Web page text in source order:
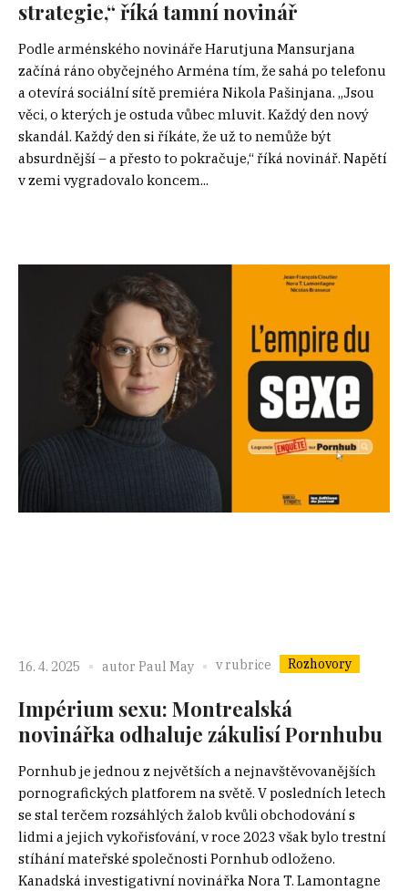
strategie,“ říká tamní novinář
Podle arménského novináře Harutjuna Mansurjana
začíná ráno obyčejného Arména tím, že sahá po telefonu
a otevírá sociální sítě premiéra Nikola Pašinjana. „Jsou
věci, o kterých je ostuda vůbec mluvit. Každý den nový
skandál. Každý den si říkáte, že už to nemůže být
absurdnější – a přesto to pokračuje,“ říká novinář. Napětí
v zemi vygradovalo koncem...
16. 4. 2025 autor Paul May v rubrice Rozhovory
Impérium sexu: Montrealská
novinářka odhaluje zákulisí Pornhubu
Pornhub je jednou z největších a nejnavštěvovanějších
pornografických platforem na světě. V posledních letech
se stal terčem rozsáhlých žalob kvůli obchodování s
lidmi a jejich vykořisťování, v roce 2023 však bylo trestní
stíhání mateřské společnosti Pornhub odloženo.
Kanadská investigativní novinářka Nora T. Lamontagne